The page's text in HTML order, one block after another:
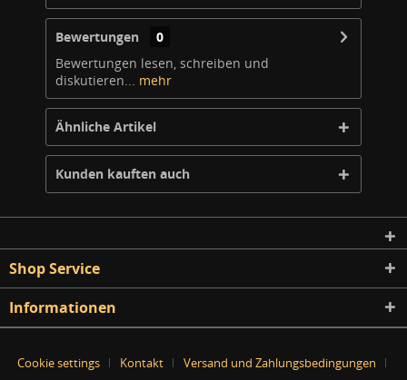
Bewertungen
0
Bewertungen lesen, schreiben und
diskutieren... mehr
Ähnliche Artikel
Kunden kauften auch
Shop Service
Informationen
Cookie settings Kontakt Versand und Zahlungsbedingungen